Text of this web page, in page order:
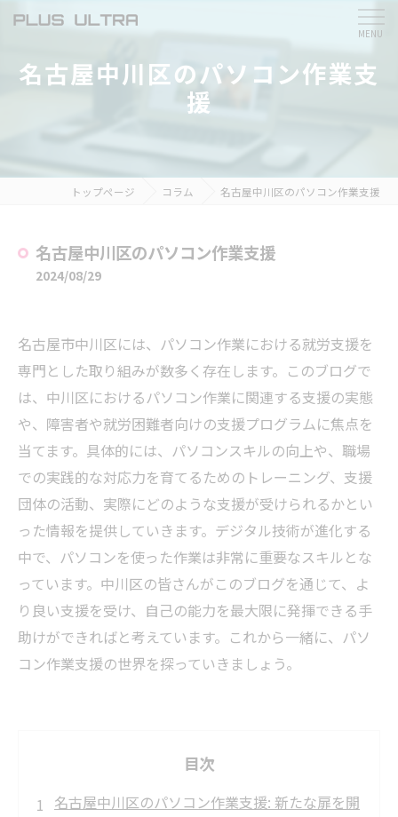
名古屋中川区のパソコン作業支
援
トップページ コラム 名古屋中川区のパソコン作業支援
名古屋中川区のパソコン作業支援
2024/08/29
名古屋市中川区には、パソコン作業における就労支援を
専門とした取り組みが数多く存在します。このブログで
は、中川区におけるパソコン作業に関連する支援の実態
や、障害者や就労困難者向けの支援プログラムに焦点を
当てます。具体的には、パソコンスキルの向上や、職場
での実践的な対応力を育てるためのトレーニング、支援
団体の活動、実際にどのような支援が受けられるかとい
った情報を提供していきます。デジタル技術が進化する
中で、パソコンを使った作業は非常に重要なスキルとな
っています。中川区の皆さんがこのブログを通じて、よ
り良い支援を受け、自己の能力を最大限に発揮できる手
助けができればと考えています。これから一緒に、パソ
コン作業支援の世界を探っていきましょう。
目次
名古屋中川区のパソコン作業支援: 新たな扉を開